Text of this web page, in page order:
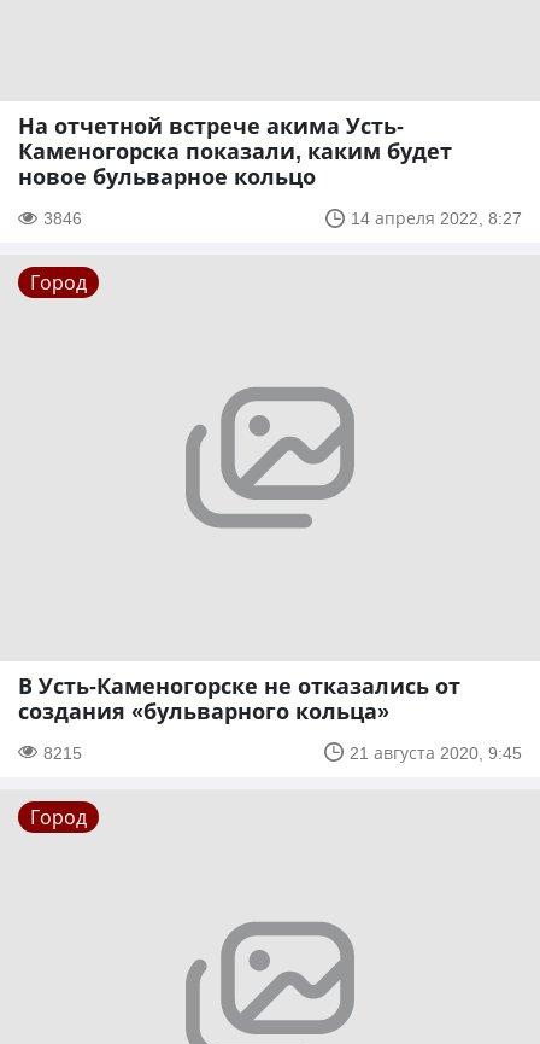
На отчетной встрече акима Усть-
Каменогорска показали, каким будет
новое бульварное кольцо
3846 14 апреля 2022, 8:27
Город
В Усть-Каменогорске не отказались от
создания «бульварного кольца»
8215 21 августа 2020, 9:45
Город